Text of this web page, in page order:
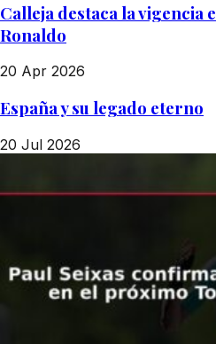
Calleja destaca la vigencia
Ronaldo
20 Apr 2026
España y su legado eterno
20 Jul 2026